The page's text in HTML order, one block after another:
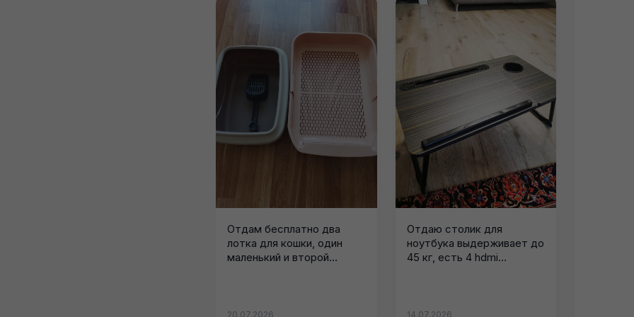
Отдам бесплатно два
лотка для кошки, один
маленький и второй
20.07.2026
Отдаю столик для
ноутбука выдерживает до
45 кг, есть 4 hdmi
14.07.2026